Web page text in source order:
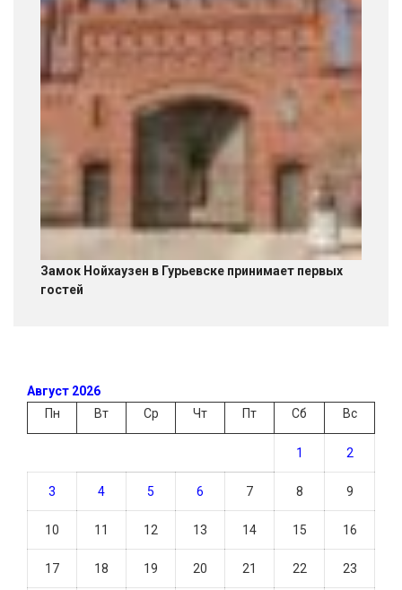
Замок Нойхаузен в Гурьевске принимает первых
гостей
Август 2026
Пн
Вт Ср Чт Пт Сб Вс
1 2
3 4 5 6 7 8 9
10 11 12 13 14 15 16
17 18 19 20 21 22 23